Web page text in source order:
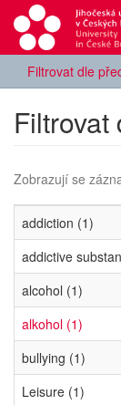
Filtrovat dle
Filtrovat
Zobrazují se
addiction (1)
addictive
alcohol (1)
alkohol (1)
bullying (1)
Leisure (1)